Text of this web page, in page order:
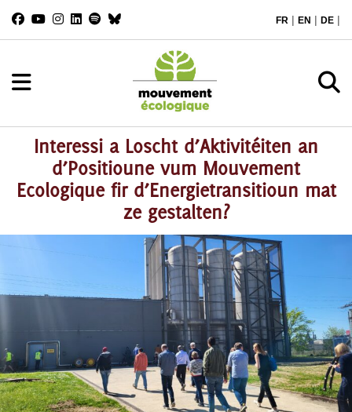
FR | EN | DE |
Interessi a Loscht d’Aktivitéiten an
d’Positioune vum Mouvement
Ecologique fir d’Energietransitioun mat
ze gestalten?